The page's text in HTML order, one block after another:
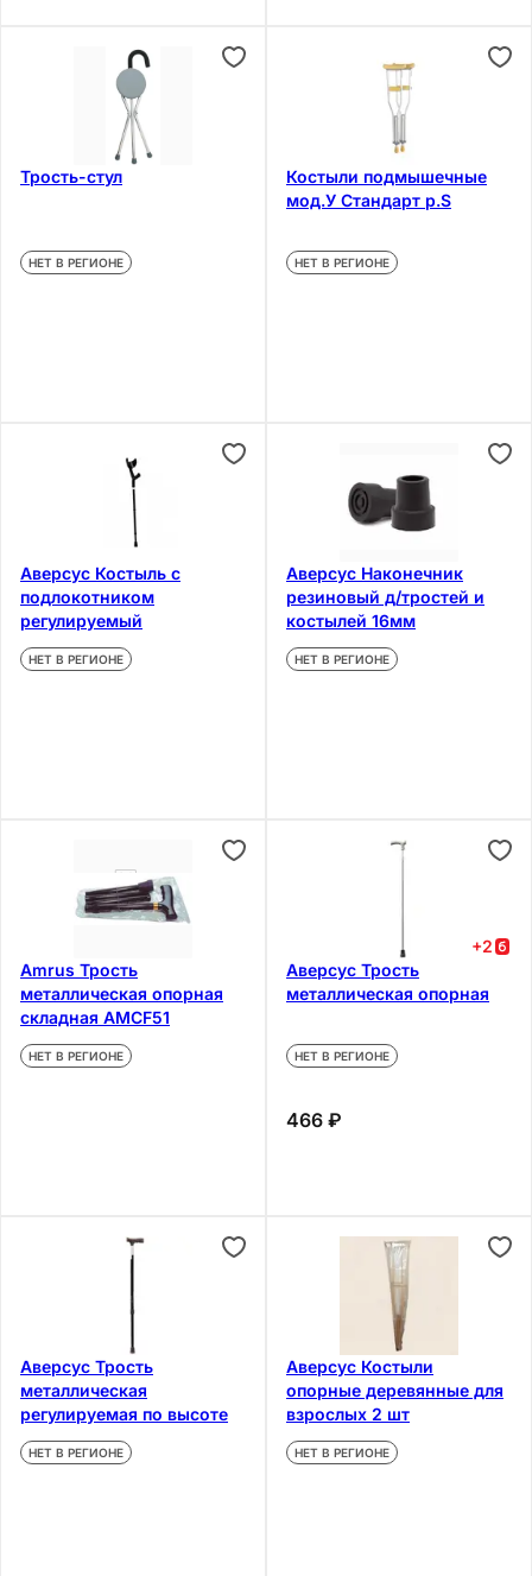
Трость-стул
НЕТ В РЕГИОНЕ
Костыли подмышечные
мод.У Стандарт р.S
НЕТ В РЕГИОНЕ
Аверсус Костыль с
подлокотником
регулируемый
НЕТ В РЕГИОНЕ
Аверсус Наконечник
резиновый д/тростей и
костылей 16мм
НЕТ В РЕГИОНЕ
Amrus Трость
металлическая опорная
складная AMCF51
НЕТ В РЕГИОНЕ
+2
Аверсус Трость
металлическая опорная
НЕТ В РЕГИОНЕ
466 ₽
Аверсус Трость
металлическая
регулируемая по высоте
НЕТ В РЕГИОНЕ
Аверсус Костыли
опорные деревянные для
взрослых 2 шт
НЕТ В РЕГИОНЕ